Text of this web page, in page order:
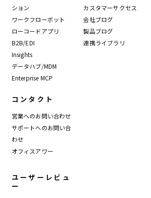
ション
ワークフローボット
ローコードアプリ
B2B/EDI
Insights
データハブ/MDM
Enterprise MCP
カスタマーサクセス
会社ブログ
製品ブログ
連携ライブラリ
コンタクト
営業へのお問い合わせ
サポートへのお問い合
わせ
オフィスアワー
ユーザーレビュ
ー